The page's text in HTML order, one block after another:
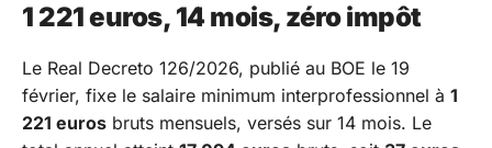
1 221 euros, 14 mois, zéro impôt
Le Real Decreto 126/2026, publié au BOE le 19
février, fixe le salaire minimum interprofessionnel à 1
221 euros bruts mensuels, versés sur 14 mois. Le